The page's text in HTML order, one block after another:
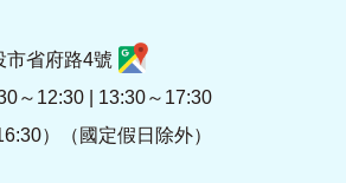
市省府路4號
～12:30 | 13:30～17:30
）（國定假日除外）